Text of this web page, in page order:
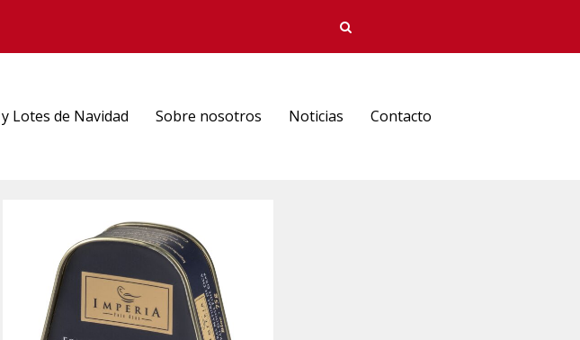
Lotes de Navidad Sobre nosotros Noticias Contacto